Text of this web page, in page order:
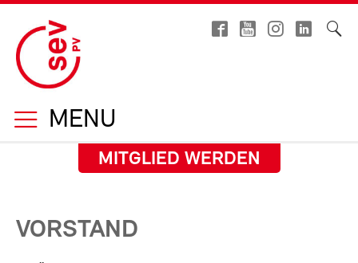
MENU
MITGLIED WERDEN
VORSTAND